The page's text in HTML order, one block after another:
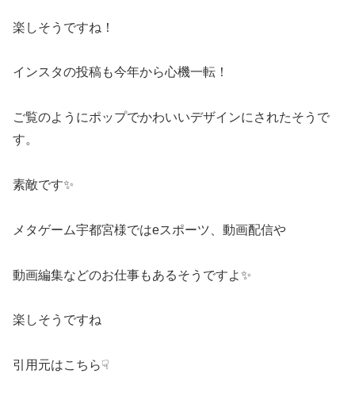
楽しそうですね！
インスタの投稿も今年から心機一転！
ご覧のようにポップでかわいいデザインにされたそうで
す。
素敵です✨
メタゲーム宇都宮様ではeスポーツ、動画配信や
動画編集などのお仕事もあるそうですよ✨
楽しそうですね
引用元はこちら☟